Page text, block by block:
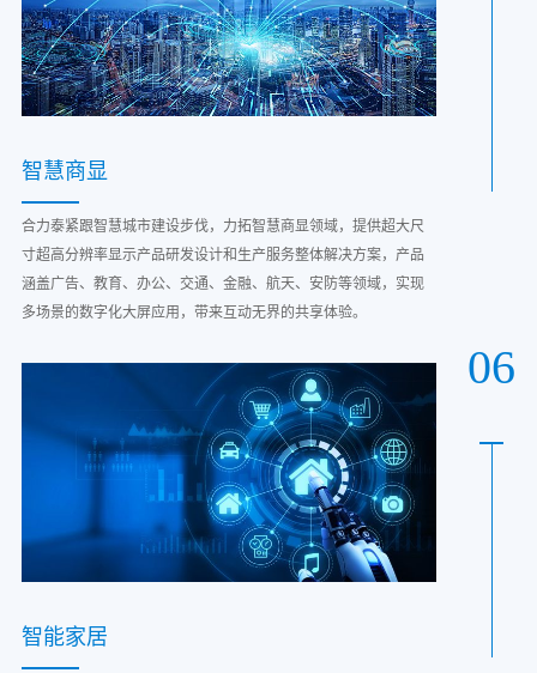
智慧商显
合力泰紧跟智慧城市建设步伐，力拓智慧商显领域，提供超大尺
寸超高分辨率显示产品研发设计和生产服务整体解决方案，产品
涵盖广告、教育、办公、交通、金融、航天、安防等领域，实现
多场景的数字化大屏应用，带来互动无界的共享体验。
06
智能家居